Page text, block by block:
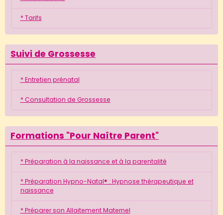
* Tarifs
Suivi de Grossesse
* Entretien prénatal
* Consultation de Grossesse
Formations "Pour Naître Parent"
* Préparation à la naissance et à la parentalité
* Préparation Hypno-Natal® : Hypnose thérapeutique et
naissance
* Préparer son Allaitement Maternel